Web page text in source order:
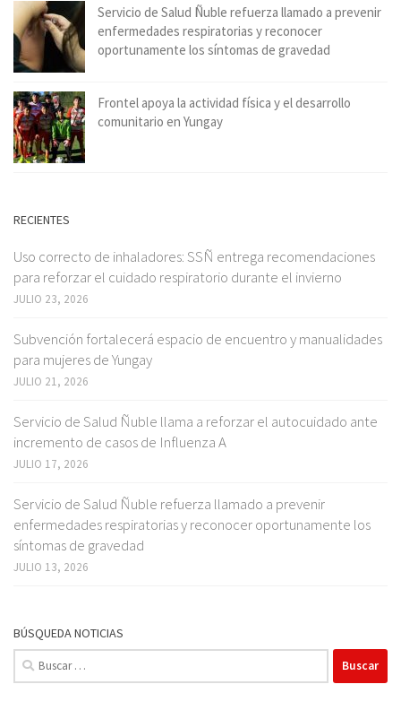
Servicio de Salud Ñuble refuerza llamado a prevenir
enfermedades respiratorias y reconocer
oportunamente los síntomas de gravedad
Frontel apoya la actividad física y el desarrollo
comunitario en Yungay
RECIENTES
Uso correcto de inhaladores: SSÑ entrega recomendaciones
para reforzar el cuidado respiratorio durante el invierno
JULIO 23, 2026
Subvención fortalecerá espacio de encuentro y manualidades
para mujeres de Yungay
JULIO 21, 2026
Servicio de Salud Ñuble llama a reforzar el autocuidado ante
incremento de casos de Influenza A
JULIO 17, 2026
Servicio de Salud Ñuble refuerza llamado a prevenir
enfermedades respiratorias y reconocer oportunamente los
síntomas de gravedad
JULIO 13, 2026
BÚSQUEDA NOTICIAS
Buscar: